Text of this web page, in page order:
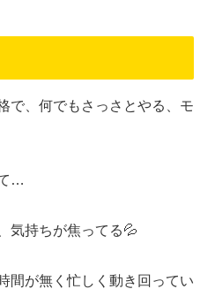
で、何でもさっさとやる、モ
…
気持ちが焦ってる💦
間が無く忙しく動き回ってい